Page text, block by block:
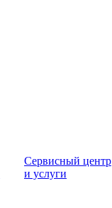
Сервисный центр
и услуги